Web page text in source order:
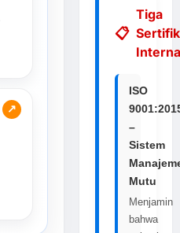
↗
Tiga
ISO
–
Sistem
Mutu
Menjamin
bahwa